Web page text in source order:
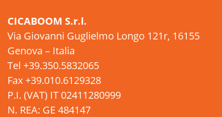
CICABOOM S.r.l.
Via Giovanni Guglielmo Longo 121r, 16155
Genova – Italia
Tel +39.350.5832065
Fax +39.010.6129328
P.I. (VAT) IT 02411280999
N. REA: GE 484147